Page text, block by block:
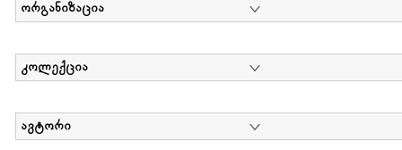
ორგანიზაცია
კოლექცია
ავტორი